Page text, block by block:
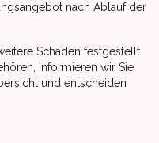
nach Ablauf der
Schäden festgestellt
informieren wir Sie
und entscheiden